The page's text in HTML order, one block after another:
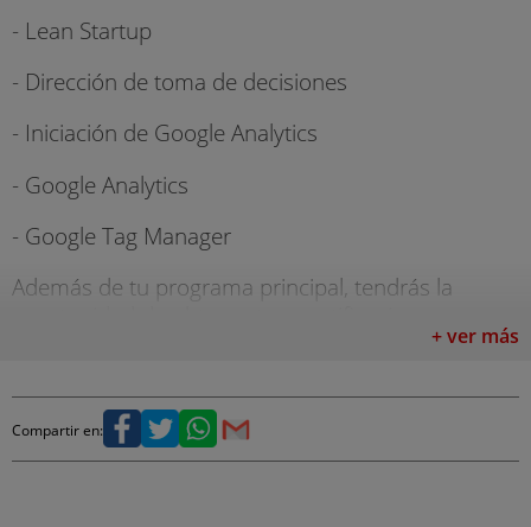
- Lean Startup
- Dirección de toma de decisiones
- Iniciación de Google Analytics
- Google Analytics
- Google Tag Manager
Además de tu programa principal, tendrás la
complementarán y enriquecerán tu educación a
desarrollar softskills cruciales en el ámbito digital.
Seguidamente, accederás a una actualización
completa de las competencias y destrezas en
+ ver más
Compartir en: